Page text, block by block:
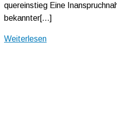
quereinstieg Eine
bekannter[…]
Weiterlesen